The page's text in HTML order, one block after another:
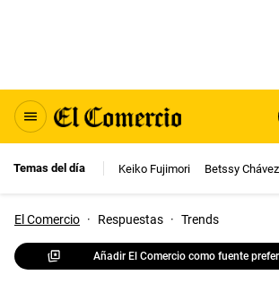
Temas del día Keiko Fujimori Betssy Chávez
El Comercio · Respuestas · Trends
Añadir El Comercio como fuente